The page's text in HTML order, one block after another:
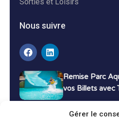
Gérer le
Nous suivre
Remise Parc
vos Billets avec